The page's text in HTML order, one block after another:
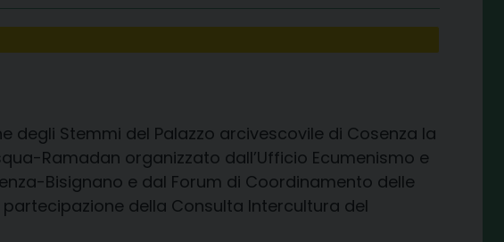
degli Stemmi del Palazzo arcivescovile di Cosenza la
Ramadan organizzato dall’Ufficio Ecumenismo e
Bisignano e dal Forum di Coordinamento delle
della Consulta Intercultura del